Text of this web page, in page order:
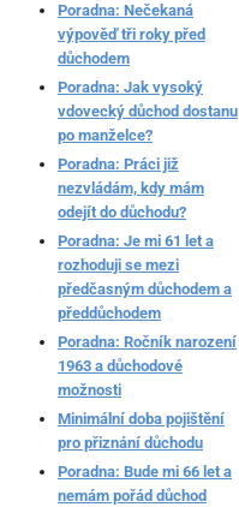
Poradna: Nečekaná
výpověď tři roky před
důchodem
Poradna: Jak vysoký
vdovecký důchod dostanu
po manželce?
Poradna: Práci již
nezvládám, kdy mám
odejít do důchodu?
Poradna: Je mi 61 let a
rozhoduji se mezi
předčasným důchodem a
předdůchodem
Poradna: Ročník narození
1963 a důchodové
možnosti
Minimální doba pojištění
pro přiznání důchodu
Poradna: Bude mi 66 let a
nemám pořád důchod